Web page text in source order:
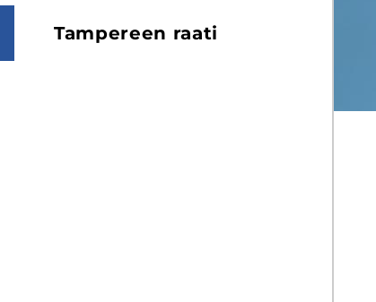
Tam­pe­reen raati